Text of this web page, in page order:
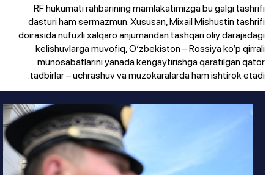
RF hukumati rahbarining mamlakatimizga bu galgi tashrifi
dasturi ham sermazmun. Xususan, Mixail Mishustin tashrifi
doirasida nufuzli xalqaro anjumandan tashqari oliy darajadagi
kelishuvlarga muvofiq, O‘zbekiston – Rossiya ko‘p qirrali
munosabatlarini yanada kengaytirishga qaratilgan qator
tadbirlar – uchrashuv va muzokaralarda ham ishtirok etadi.